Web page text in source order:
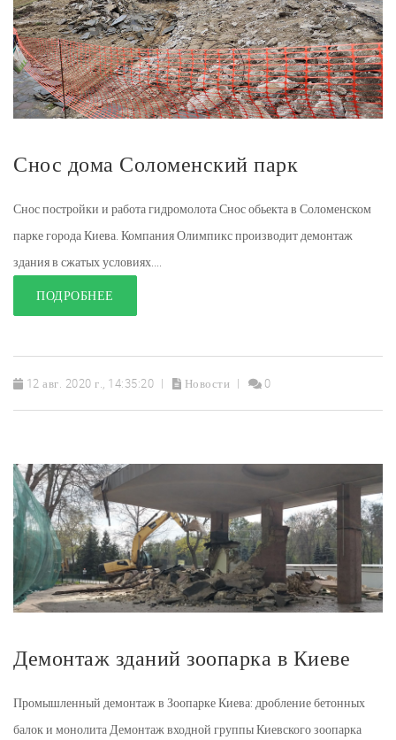
Снос дома Соломенский парк
Снос постройки и работа гидромолота Снос обьекта в Соломенском
парке города Киева. Компания Олимпикс производит демонтаж
здания в сжатых условиях....
ПОДРОБНЕЕ
12 авг. 2020 г., 14:35:20 Новости 0
Демонтаж зданий зоопарка в Киеве
Промышленный демонтаж в Зоопарке Киева: дробление бетонных
балок и монолита Демонтаж входной группы Киевского зоопарка